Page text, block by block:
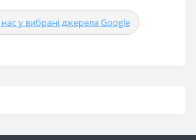
у вибрані джерела Google